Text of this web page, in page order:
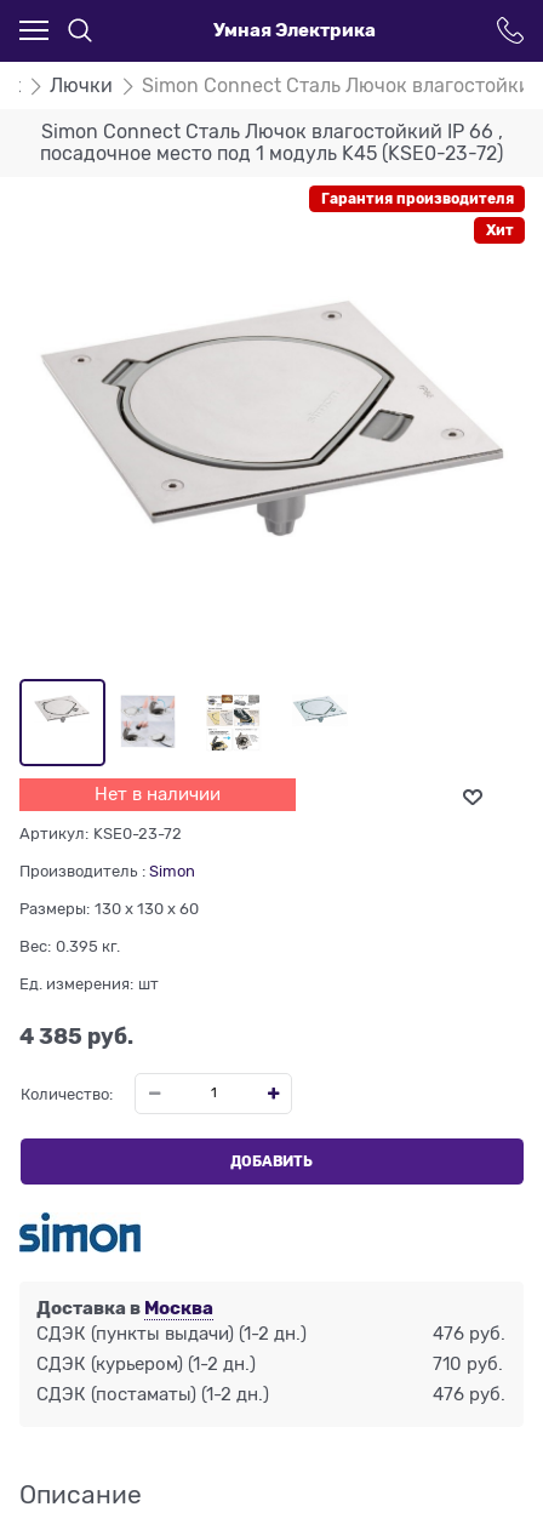
Умная Электрика
Лючки Simon Connect Сталь Лючок
Simon Connect Сталь Лючок влагостойкий IP 66 ,
посадочное место под 1 модуль K45 (KSE0-23-72)
Гарантия производителя
Хит
Нет в наличии
Артикул: KSE0-23-72
Производитель : Simon
Размеры: 130 x 130 x 60
Вес: 0.395 кг.
Ед. измерения: шт
4 385 руб.
Количество:
ДОБАВИТЬ
Доставка в Москва
СДЭК (пункты выдачи) (1-2 дн.)
476 руб.
СДЭК (курьером) (1-2 дн.)
710 руб.
СДЭК (постаматы) (1-2 дн.) 476 руб.
Описание